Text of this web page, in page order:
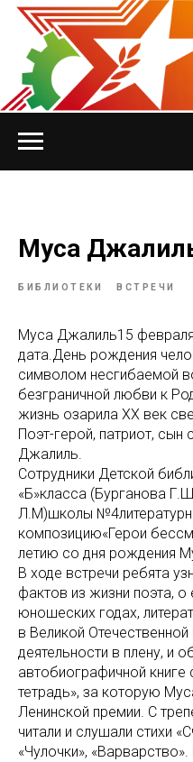
Муса
БИБЛИОТЕКИ ВСТРЕЧИ
Муса Джалиль15
дата.День рождения
символом несгибаемой
безграничной любви к
жизнь озарила XX век
Поэт-герой, патриот,
Джалиль.
Сотрудники Детской
«Б»класса (Бурганова
Л.М)школы
композицию«Герои
летию со дня рождения
В ходе встречи ребята
фактов из жизни поэта, о
юношеских годах,
в Великой
деятельности в плену, и
автобиографичной книге
тетрадь», за которую
Ленинской премии. С
читали и слушали стихи
«Чулочки»,